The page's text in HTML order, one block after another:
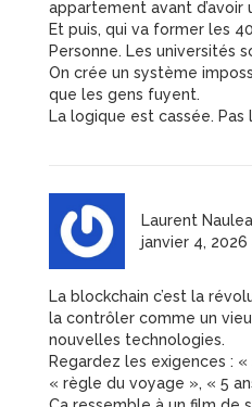
appartement avant d’avoir
Et puis, qui va former les
Personne. Les universités
On crée un système
que les gens fuyent.
La logique est cassée. Pas
Laurent
janvier 4, 2026
La blockchain c’est la
la contrôler comme un
nouvelles technologies.
Regardez les exigences :
« règle du voyage », « 5